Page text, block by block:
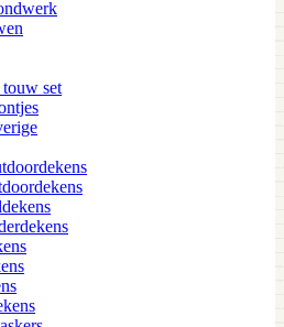
set